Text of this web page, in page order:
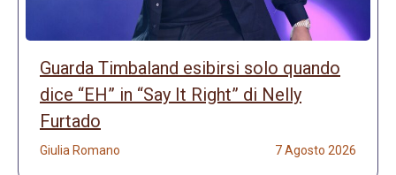
Guarda Timbaland esibirsi solo quando
dice “EH” in “Say It Right” di Nelly
Furtado
Giulia Romano 7 Agosto 2026